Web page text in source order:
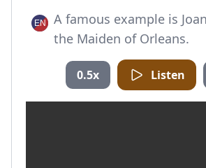
A famous example is
the Maiden of Orleans.
0.5x Listen